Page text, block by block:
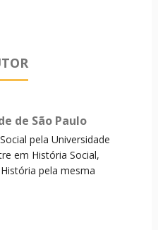
de São Paulo
pela Universidade
em História Social,
pela mesma